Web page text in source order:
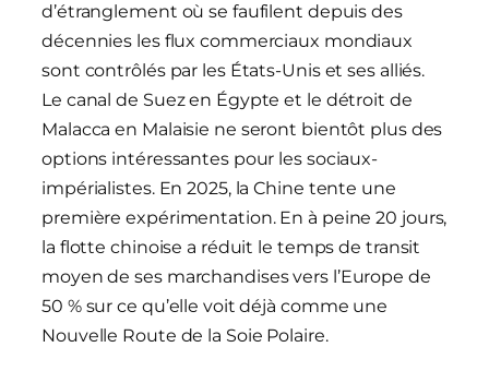
d’étranglement où se faufilent depuis des
décennies les flux commerciaux mondiaux
sont contrôlés par les États-Unis et ses alliés.
Le canal de Suez en Égypte et le détroit de
Malacca en Malaisie ne seront bientôt plus des
options intéressantes pour les sociaux-
impérialistes. En 2025, la Chine tente une
première expérimentation. En à peine 20 jours,
la flotte chinoise a réduit le temps de transit
moyen de ses marchandises vers l’Europe de
50 % sur ce qu’elle voit déjà comme une
Nouvelle Route de la Soie Polaire.